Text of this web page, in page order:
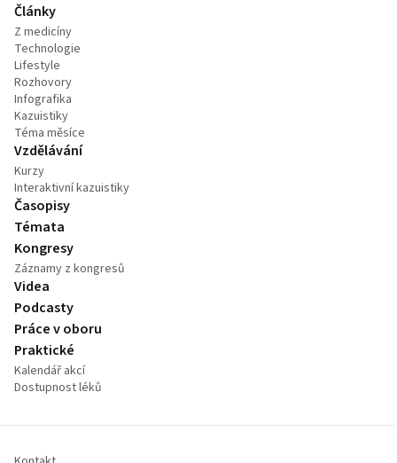
Články
Z medicíny
Technologie
Lifestyle
Rozhovory
Infografika
Kazuistiky
Téma měsíce
Vzdělávání
Kurzy
Interaktivní kazuistiky
Časopisy
Témata
Kongresy
Záznamy z kongresů
Videa
Podcasty
Práce v oboru
Praktické
Kalendář akcí
Dostupnost léků